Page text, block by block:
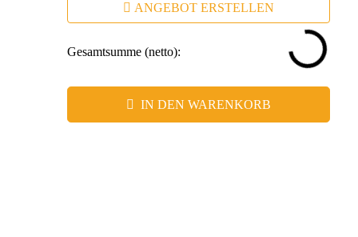
ANGEBOT ERSTELLEN
Gesamtsumme (netto):
IN DEN WARENKORB